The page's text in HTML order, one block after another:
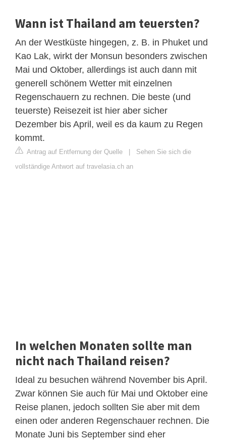
Wann ist Thailand am teuersten?
An der Westküste hingegen, z. B. in Phuket und
Kao Lak, wirkt der Monsun besonders zwischen
Mai und Oktober, allerdings ist auch dann mit
generell schönem Wetter mit einzelnen
Regenschauern zu rechnen. Die beste (und
teuerste) Reisezeit ist hier aber sicher
Dezember bis April, weil es da kaum zu Regen
kommt.
Antrag auf Entfernung der Quelle | Sehen Sie sich die
vollständige Antwort auf travelasia.ch an
In welchen Monaten sollte man
nicht nach Thailand reisen?
Ideal zu besuchen während November bis April.
Zwar können Sie auch für Mai und Oktober eine
Reise planen, jedoch sollten Sie aber mit dem
einen oder anderen Regenschauer rechnen. Die
Monate Juni bis September sind eher